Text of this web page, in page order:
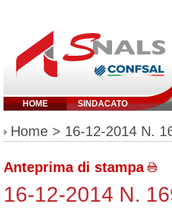
HOME SINDACATO
Inserisci
Home > 16-12-2014 N.
Anteprima di stampa
16-12-2014 N.